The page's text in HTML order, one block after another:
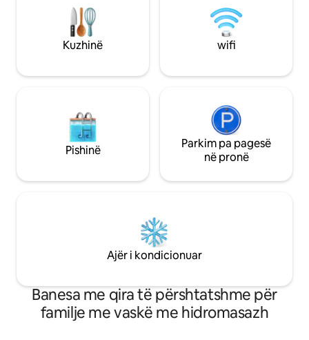
për të luajtur meloditë tuaja. Kuzhinë e
kompletuar me gjithçka që të duhet për
të gatuar një vakt. Hapësirë e
mjaftueshme në dollap për të gjitha
tharëse me madhësi të plotë.
vendet e pushimit
panhandle të
Pensacola Beach
17mi dhe 25
Kuzhinë wifi
Pishinë
Parkim pa pagesë
në pronë
Ajër i kondicionuar
Banesa me qira të përshtatshme për
familje me vaskë me hidromasazh